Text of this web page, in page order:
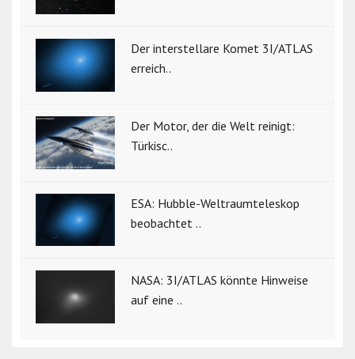
Der interstellare Komet 3I/ATLAS
erreich..
Der Motor, der die Welt reinigt:
Türkisc..
ESA: Hubble-Weltraumteleskop
beobachtet ..
NASA: 3I/ATLAS könnte Hinweise
auf eine ..